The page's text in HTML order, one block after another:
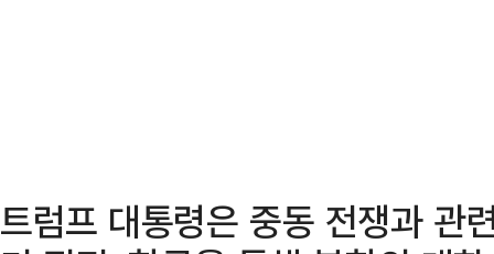
트럼프 대통령은 중동 전쟁과